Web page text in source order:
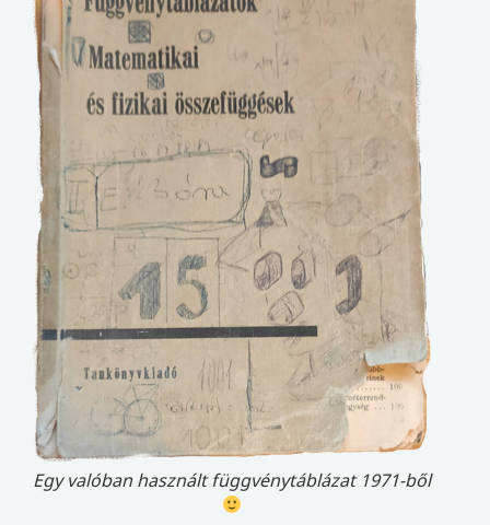
Egy valóban használt függvénytáblázat 1971-ből